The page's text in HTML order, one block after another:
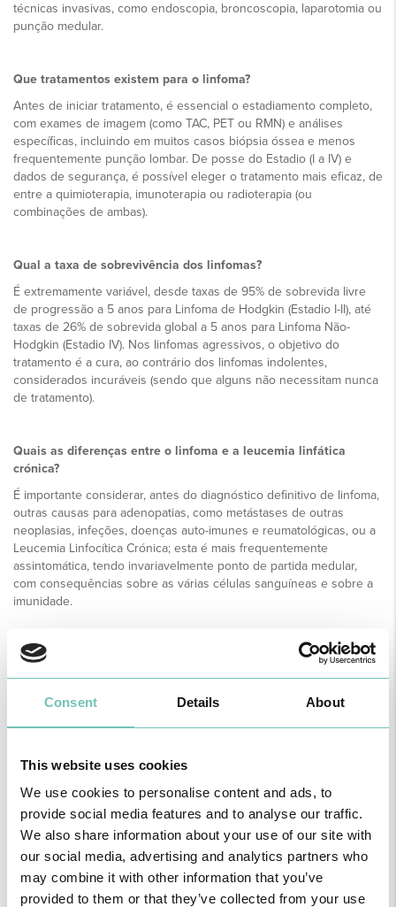
Consent Details About
This website uses cookies
We use cookies to personalise content and ads, to
provide social media features and to analyse our traffic.
We also share information about your use of our site with
our social media, advertising and analytics partners who
may combine it with other information that you’ve
provided to them or that they’ve collected from your use
técnicas invasivas, como endoscopia, broncoscopia, laparotomia ou
punção medular.
Que tratamentos existem para o linfoma?
Antes de iniciar tratamento, é essencial o estadiamento completo,
com exames de imagem (como TAC, PET ou RMN) e análises
específicas, incluindo em muitos casos biópsia óssea e menos
frequentemente punção lombar. De posse do Estadio (I a IV) e
dados de segurança, é possível eleger o tratamento mais eficaz, de
entre a quimioterapia, imunoterapia ou radioterapia (ou
combinações de ambas).
Qual a taxa de sobrevivência dos linfomas?
É extremamente variável, desde taxas de 95% de sobrevida livre
de progressão a 5 anos para Linfoma de Hodgkin (Estadio I-II), até
taxas de 26% de sobrevida global a 5 anos para Linfoma Não-
Hodgkin (Estadio IV). Nos linfomas agressivos, o objetivo do
tratamento é a cura, ao contrário dos linfomas indolentes,
considerados incuráveis (sendo que alguns não necessitam nunca
de tratamento).
Quais as diferenças entre o linfoma e a leucemia linfática
crónica?
É importante considerar, antes do diagnóstico definitivo de linfoma,
outras causas para adenopatias, como metástases de outras
neoplasias, infeções, doenças auto-imunes e reumatológicas, ou a
Leucemia Linfocítica Crónica; esta é mais frequentemente
assintomática, tendo invariavelmente ponto de partida medular,
com consequências sobre as várias células sanguíneas e sobre a
imunidade.
DR.ª ANA MONTALVÃO